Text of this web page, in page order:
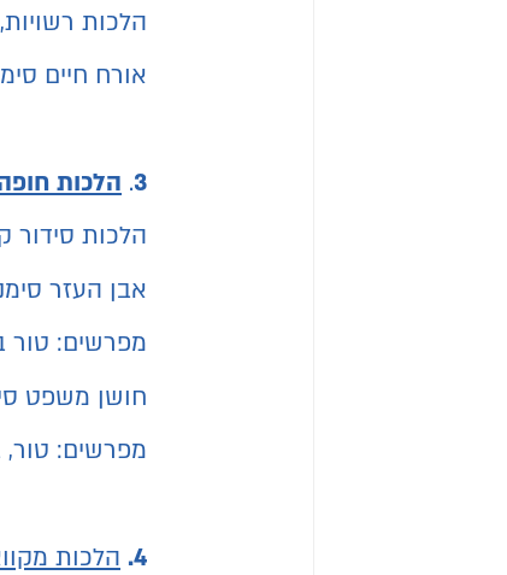
הלכות
אורח חיים
3
. הלכות
הלכות סידור
אבן העזר
מפרשים: טור
חושן משפט
מפרשים: טור,
4. הלכות